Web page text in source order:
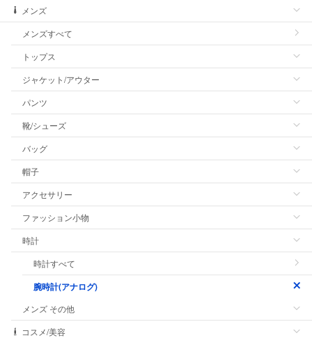
メンズ
メンズすべて
トップス
ジャケット/アウター
パンツ
靴/シューズ
バッグ
帽子
アクセサリー
ファッション小物
時計
時計すべて
腕時計(アナログ)
メンズ その他
コスメ/美容